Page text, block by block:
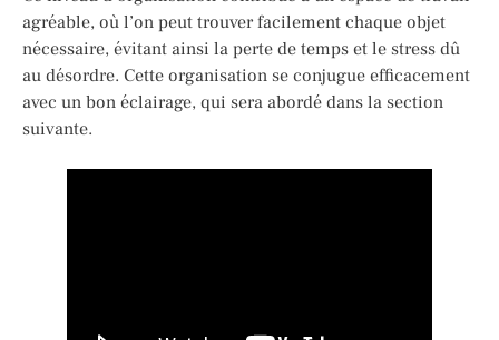
agréable, où l’on peut trouver facilement chaque objet
nécessaire, évitant ainsi la perte de temps et le stress dû
au désordre. Cette organisation se conjugue efficacement
avec un bon éclairage, qui sera abordé dans la section
suivante.